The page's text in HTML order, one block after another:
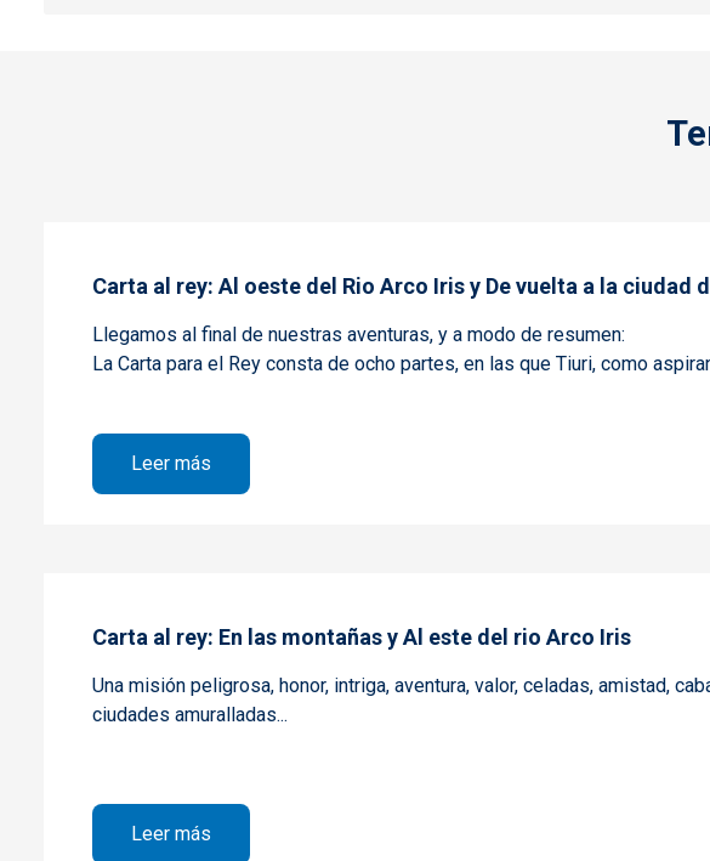
Carta al rey: Al oeste del Rio Arco Iris y De vuelta a la ciudad
Llegamos al final de nuestras aventuras, y a modo de resumen:
La Carta para el Rey consta de ocho partes, en las que Tiuri, como
Leer más
Carta al rey: En las montañas y Al este del rio Arco Iris
Una misión peligrosa, honor, intriga, aventura, valor, celadas, amistad,
ciudades amuralladas...
Leer más